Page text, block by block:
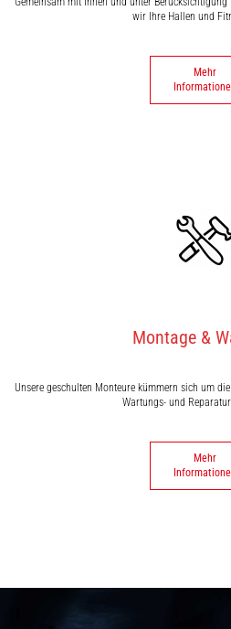
wir Ihre Hallen und
Mehr
Montage &
Unsere geschulten Monteure kümmern sich um
Wartungs- und
Mehr